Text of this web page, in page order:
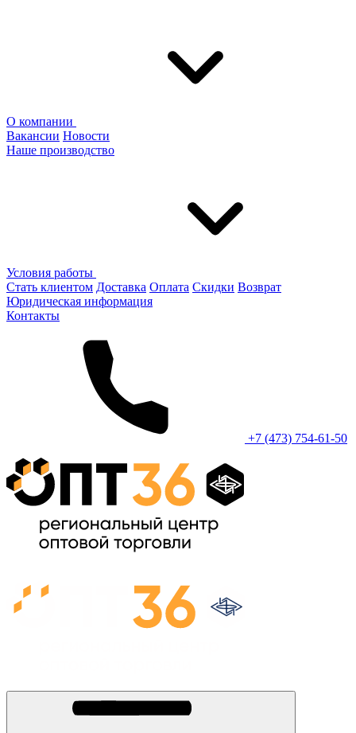
О компании
Вакансии Новости
Наше производство
Условия работы
Стать клиентом Доставка Оплата Скидки Возврат
Юридическая информация
Контакты
+7 (473) 754-61-50